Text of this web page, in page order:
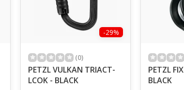
-29%
(0)
PETZL VULKAN TRIACT-
LCOK - BLACK
PETZL
BLACK